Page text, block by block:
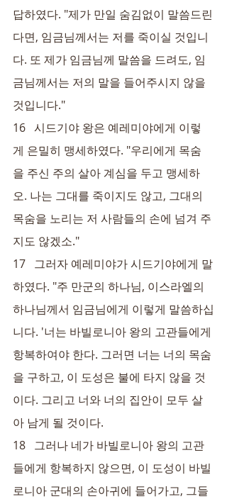
답하였다. "제가 만일 숨김없이 말씀드린
다면, 임금님께서는 저를 죽이실 것입니
다. 또 제가 임금님께 말씀을 드려도, 임
금님께서는 저의 말을 들어주시지 않을
것입니다."
16   시드기야 왕은 예레미야에게 이렇
게 은밀히 맹세하였다. "우리에게 목숨
을 주신 주의 살아 계심을 두고 맹세하
오. 나는 그대를 죽이지도 않고, 그대의
목숨을 노리는 저 사람들의 손에 넘겨 주
지도 않겠소."
17   그러자 예레미야가 시드기야에게 말
하였다. "주 만군의 하나님, 이스라엘의
하나님께서 임금님에게 이렇게 말씀하십
니다. '너는 바빌로니아 왕의 고관들에게
항복하여야 한다. 그러면 너는 너의 목숨
을 구하고, 이 도성은 불에 타지 않을 것
이다. 그리고 너와 너의 집안이 모두 살
아 남게 될 것이다.
18   그러나 네가 바빌로니아 왕의 고관
들에게 항복하지 않으면, 이 도성이 바빌
로니아 군대의 손아귀에 들어가고, 그들